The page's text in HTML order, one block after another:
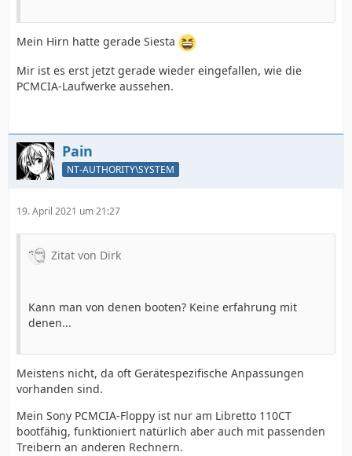
Mein Hirn hatte gerade Siesta
Mir ist es erst jetzt gerade wieder eingefallen, wie die
PCMCIA-Laufwerke aussehen.
Pain
NT-AUTHORITY\SYSTEM
19. April 2021 um 21:27
Zitat von Dirk
Kann man von denen booten? Keine erfahrung mit
denen...
Meistens nicht, da oft Gerätespezifische Anpassungen
vorhanden sind.
Mein Sony PCMCIA-Floppy ist nur am Libretto 110CT
bootfähig, funktioniert natürlich aber auch mit passenden
Treibern an anderen Rechnern.